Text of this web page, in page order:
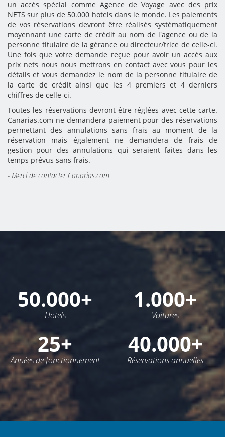
un accès spécial comme Agence de Voyage avec des prix
NETS sur plus de 50.000 hotels dans le monde. Les paiements
de vos réservations devront être réalisés systématiquement
moyennant une carte de crédit au nom de l'agence ou de la
personne titulaire de la gérance ou directeur/trice de celle-ci.
Une fois que votre demande reçue pour avoir un accés aux
prix nets nous nous mettrons en contact avec vous pour les
détails et vous demandez le nom de la personne titulaire de
la carte de crédit ainsi que les 4 premiers et 4 derniers
chiffres de celle-ci.
Toutes les réservations devront être réglées avec cette carte.
Canarias.com ne demandera paiement pour des réservations
permettant des annulations sans frais au moment de la
réservation mais également ne demandera de frais de
gestion pour des annulations qui seraient faites dans les
temps prévus sans frais.
- Merci de contacter Canarias.com
50.000+
Hotels
1.000+
Voitures
25+
Années de fonctionnement
40.000+
Réservations annuelles